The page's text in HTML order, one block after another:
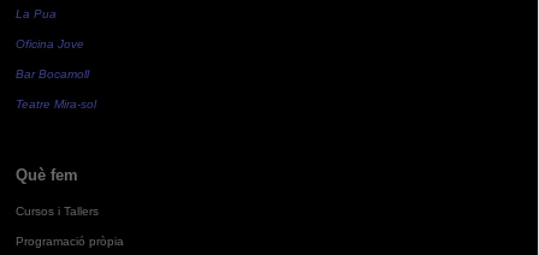
La Pua
Oficina Jove
Bar Bocamoll
Teatre Mira-sol
Què fem
Cursos i Tallers
Programació pròpia